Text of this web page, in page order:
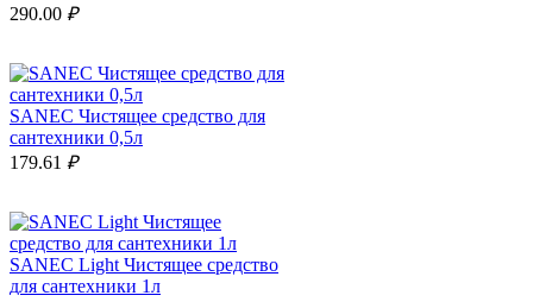
290.00 ₽
SANEC Чистящее средство для
сантехники 0,5л
179.61 ₽
SANEC Light Чистящее средство
для сантехники 1л